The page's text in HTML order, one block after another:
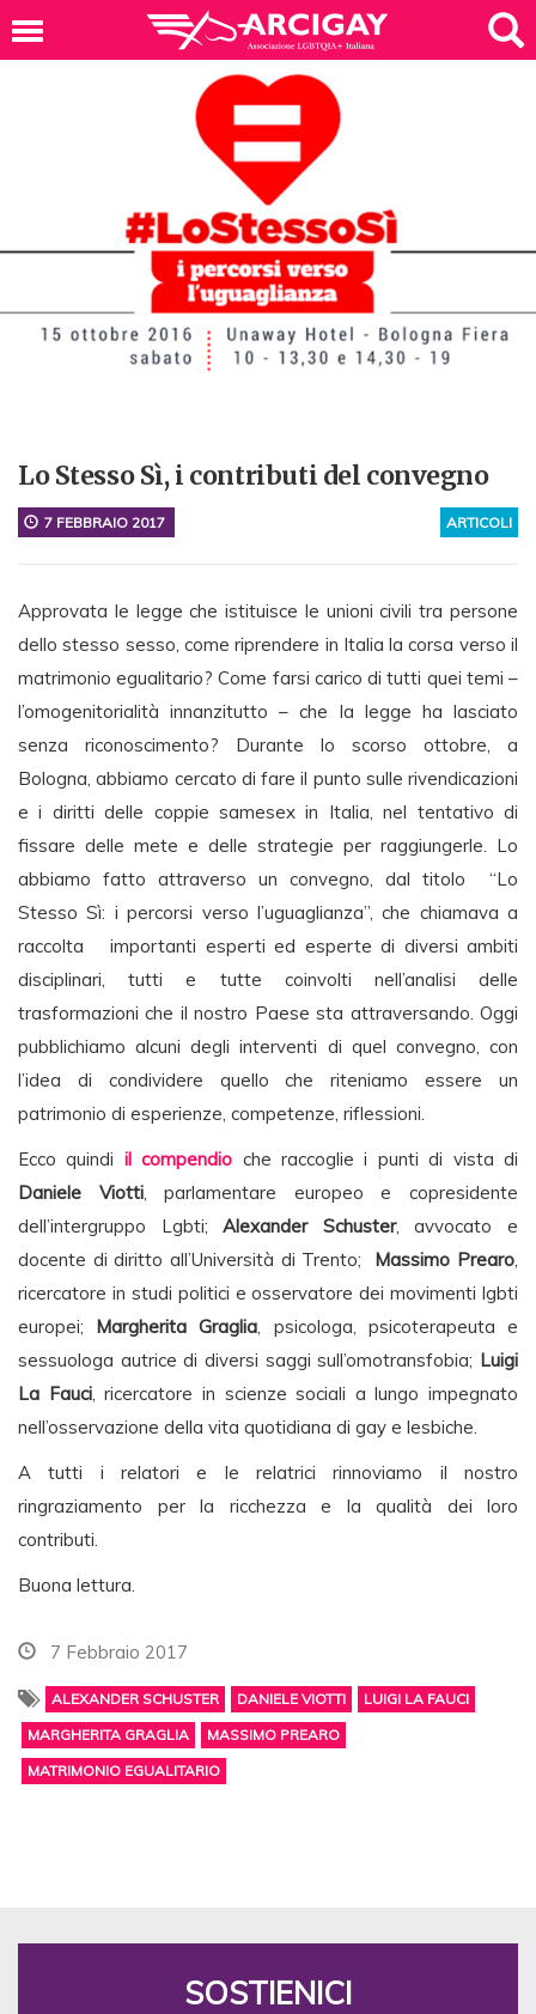
Lo Stesso Sì, i contributi del convegno
ARTICOLI
7 FEBBRAIO 2017
Approvata le legge che istituisce le unioni civili tra persone
dello stesso sesso, come riprendere in Italia la corsa verso il
matrimonio egualitario? Come farsi carico di tutti quei temi –
l’omogenitorialità innanzitutto – che la legge ha lasciato
senza riconoscimento? Durante lo scorso ottobre, a
Bologna, abbiamo cercato di fare il punto sulle rivendicazioni
e i diritti delle coppie samesex in Italia, nel tentativo di
fissare delle mete e delle strategie per raggiungerle. Lo
abbiamo fatto attraverso un convegno, dal titolo “Lo
Stesso Sì: i percorsi verso l’uguaglianza”, che chiamava a
raccolta importanti esperti ed esperte di diversi ambiti
disciplinari, tutti e tutte coinvolti nell’analisi delle
trasformazioni che il nostro Paese sta attraversando. Oggi
pubblichiamo alcuni degli interventi di quel convegno, con
l’idea di condividere quello che riteniamo essere un
patrimonio di esperienze, competenze, riflessioni.
Ecco quindi il compendio che raccoglie i punti di vista di
Daniele Viotti, parlamentare europeo e copresidente
dell’intergruppo Lgbti;Alexander Schuster, avvocato e
docente di diritto all’Università di Trento; Massimo Prearo
ricercatore in studi politici e osservatore dei movimenti lgbti
europei; Margherita Graglia , psicologa, psicoterapeuta e
sessuologa autrice di diversi saggi sull’omotransfobia; Luigi
La Fauci, ricercatore in scienze sociali a lungo impegnato
nell’osservazione della vita quotidiana di gay e lesbiche.
A tutti i relatori e le relatrici rinnoviamo il nostro
ringraziamento per la ricchezza e la qualità dei loro
contributi.
Buona lettura.
7 Febbraio 2017
ALEXANDER SCHUSTER DANIELE VIOTTI
LUIGI LA FAUCI
MARGHERITA GRAGLIA
MASSIMO PREARO
MATRIMONIO EGUALITARIO
SOSTIENICI